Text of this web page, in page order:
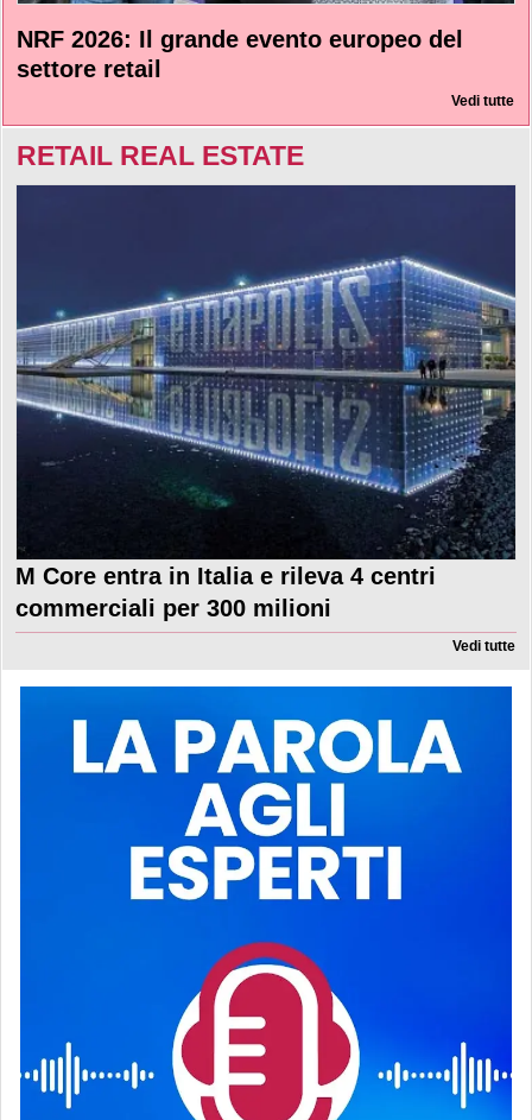
NRF 2026: Il grande evento europeo del
settore retail
Vedi tutte
RETAIL REAL ESTATE
M Core entra in Italia e rileva 4 centri
commerciali per 300 milioni
Vedi tutte